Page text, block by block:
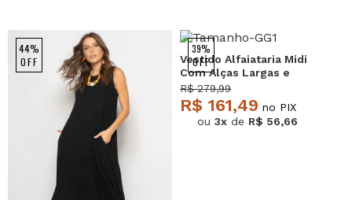
44%
OFF
39%
OFF
Vestido Alfaiataria Midi
Com Alças Largas e
Amarração Preto
Salvatore
R$ 279,99
R$ 161,49 no PIX
ou 3x de R$ 56,66